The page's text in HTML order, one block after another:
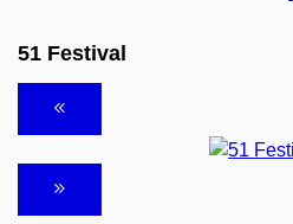
51 Festival